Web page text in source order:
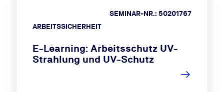
ARBEITSSICHERHEIT
SEMINAR-NR.: 50201767
E-Learning: Arbeitsschutz UV-
Strahlung und UV-Schutz